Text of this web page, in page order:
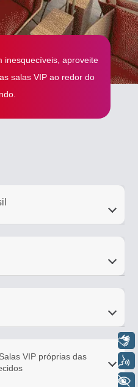
inesquecíveis, aproveite
salas VIP ao redor do
Salas VIP próprias dasVoz